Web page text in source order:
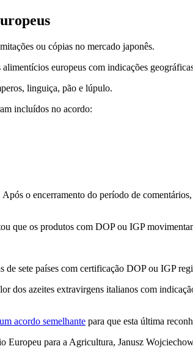
ou cópias no mercado japonês.
europeus com indicações
linguiça, pão e lúpulo.
incluídos no acordo:
o encerramento do período de
que os produtos com DOP ou IGP
de sete países com certificação DOP ou IGP
dos azeites extravirgens italianos com
acordo semelhante para que esta última
Europeu para a Agricultura, Janusz